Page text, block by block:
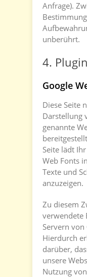
Anfrage).
unberührt.
4.
Google
Diese Seite
Darstellung
genannte
Seite lädt
Web Fonts
Texte und
anzuzeigen.
Zu diesem
verwendete
Servern
Hierdurch
darüber,
unsere
Nutzung